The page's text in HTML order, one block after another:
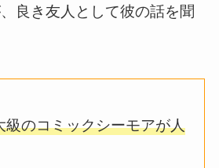
良き友人として彼の話を聞
級のコミックシーモアが人